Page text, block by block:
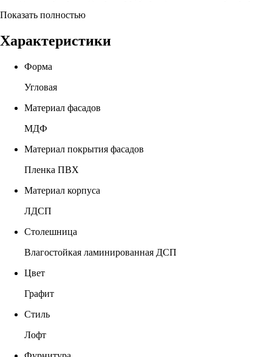
Показать полностью
Характеристики
Форма
Угловая
Материал фасадов
МДФ
Материал покрытия фасадов
Пленка ПВХ
Материал корпуса
ЛДСП
Столешница
Влагостойкая ламинированная ДСП
Цвет
Графит
Стиль
Лофт